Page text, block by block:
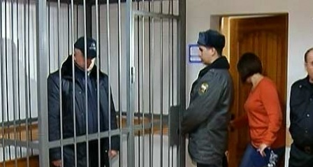
Перейти к основному содержанию